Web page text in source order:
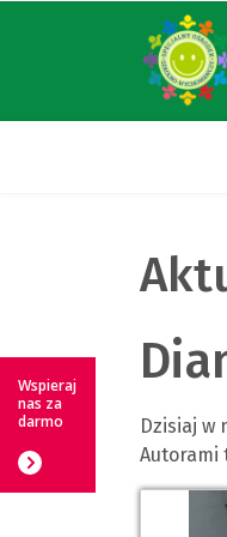
Dzisiaj w
Autorami
Wspieraj
nas za
darmo